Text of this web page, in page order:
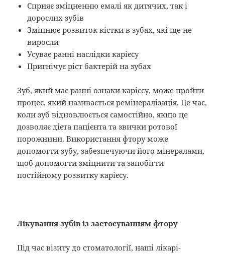
Сприяє зміцненню емалі як дитячих, так і
дорослих зубів
Зміцнює розвиток кістки в зубах, які ще не
виросли
Усуває ранні наслідки карієсу
Пригнічує ріст бактерій на зубах
Зуб, який має ранні ознаки карієсу, може пройти
процес, який називається ремінералізація. Це час,
коли зуб відновлюється самостійно, якщо це
дозволяє дієта пацієнта та звички ротової
порожнини. Використання фтору може
допомогти зубу, забезпечуючи його мінералами,
щоб допомогти зміцнити та запобігти
постійному розвитку карієсу.
Лікування зубів із застосуванням фтору
Під час візиту до стоматології, наші лікарі-